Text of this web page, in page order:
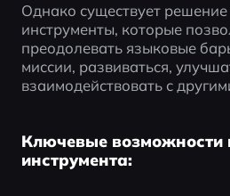
Однако существует
инструменты, которые
преодолевать языковые
миссии, развиваться,
взаимодействовать с
Ключевые возможности
инструмента: